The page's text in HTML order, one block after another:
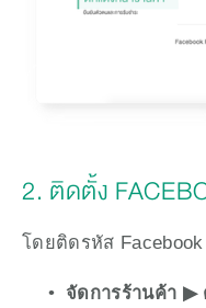
2. ติดตั้ง
โดยติดรหัส
จัดการร้านค้า ▶︎